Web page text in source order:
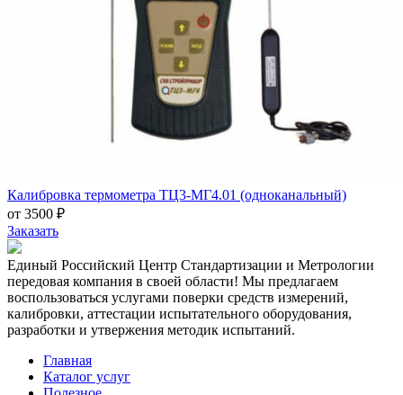
Калибровка термометра ТЦ3-МГ4.01 (одноканальный)
от 3500 ₽
Заказать
Единый Российский Центр Стандартизации и Метрологии
передовая компания в своей области! Мы предлагаем
воспользоваться услугами поверки средств измерений,
калибровки, аттестации испытательного оборудования,
разработки и утвержения методик испытаний.
Главная
Каталог услуг